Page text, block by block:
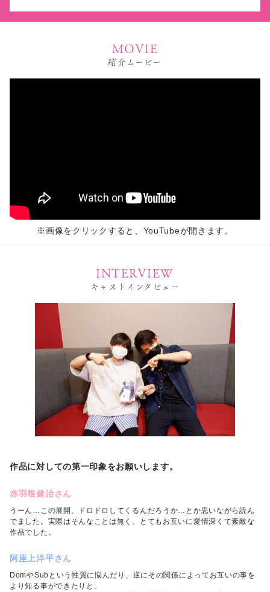
MOVIE
紹介ムービー
※画像をクリックすると、YouTubeが開きます。
INTERVIEW
キャストインタビュー
作品に対しての第一印象をお願いします。
赤羽根健治さん
うーん…この展開、ドロドロしてくるんだろうか…とか思いながら読ん
でました。実際はそんなことは無く、とてもお互いに愛情深くて素敵な
作品でした。
阿座上洋平さん
DomやSubという性質に悩んだり、逆にその関係によってお互いの事を
より知る事ができたりと。